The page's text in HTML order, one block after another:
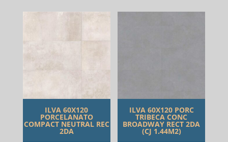
ILVA 60X120
PORCELANATO
COMPACT NEUTRAL REC
2DA
ILVA 60X120 PORC
TRIBECA CONC
BROADWAY RECT 2DA
(CJ 1.44M2)